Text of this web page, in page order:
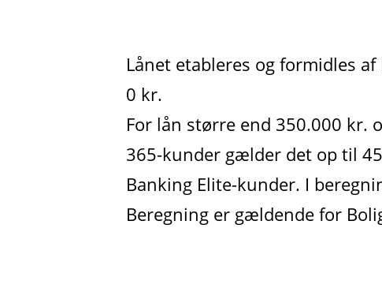
Lånet etableres og formidles
0 kr.
For lån større end 350.000 kr.
365-kunder gælder det op til
Banking Elite-kunder. I
Beregning er gældende for